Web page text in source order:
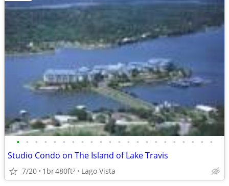
• • • • • • • • • • • • • • • • • • • • • •
Studio Condo on The Island of Lake Travis
7/20 1br480ft2 Lago Vista